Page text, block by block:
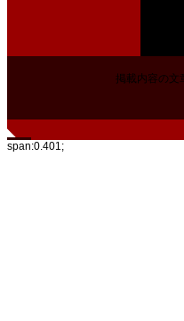
掲載内容の文
span:0.401;